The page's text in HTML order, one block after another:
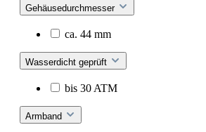
Gehäusedurchmesser
ca. 44 mm
Wasserdicht geprüft
bis 30 ATM
Armband